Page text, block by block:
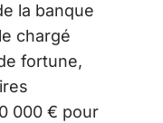
la banque
chargé
fortune,
000 € pour